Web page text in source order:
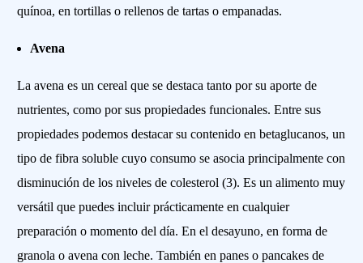
quínoa, en tortillas o rellenos de tartas o empanadas.
Avena
La avena es un cereal que se destaca tanto por su aporte de
nutrientes, como por sus propiedades funcionales. Entre sus
propiedades podemos destacar su contenido en betaglucanos, un
tipo de fibra soluble cuyo consumo se asocia principalmente con
disminución de los niveles de colesterol (3). Es un alimento muy
versátil que puedes incluir prácticamente en cualquier
preparación o momento del día. En el desayuno, en forma de
granola o avena con leche. También en panes o pancakes de